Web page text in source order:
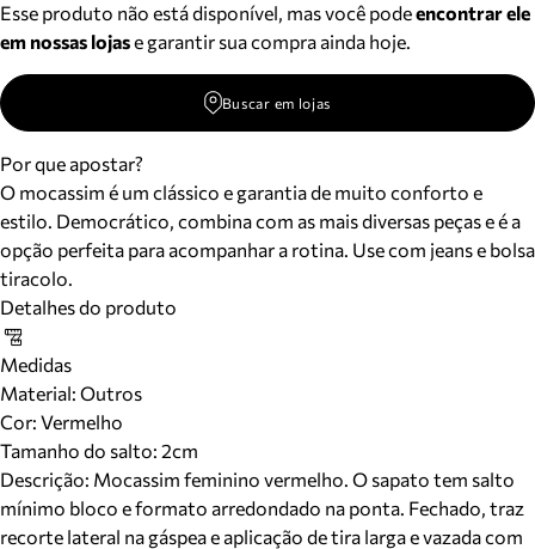
Esse produto não está disponível, mas você podeencontrar ele
em nossas lojase garantir sua compra ainda hoje.
Buscar em lojas
Por que apostar?
O mocassim é um clássico e garantia de muito conforto e
estilo. Democrático, combina com as mais diversas peças e é a
opção perfeita para acompanhar a rotina. Use com jeans e bolsa
tiracolo.
Detalhes do produto
Medidas
Material: Outros
Cor: Vermelho
Tamanho do salto: 2cm
Descrição: Mocassim feminino vermelho. O sapato tem salto
mínimo bloco e formato arredondado na ponta. Fechado, traz
recorte lateral na gáspea e aplicação de tira larga e vazada com